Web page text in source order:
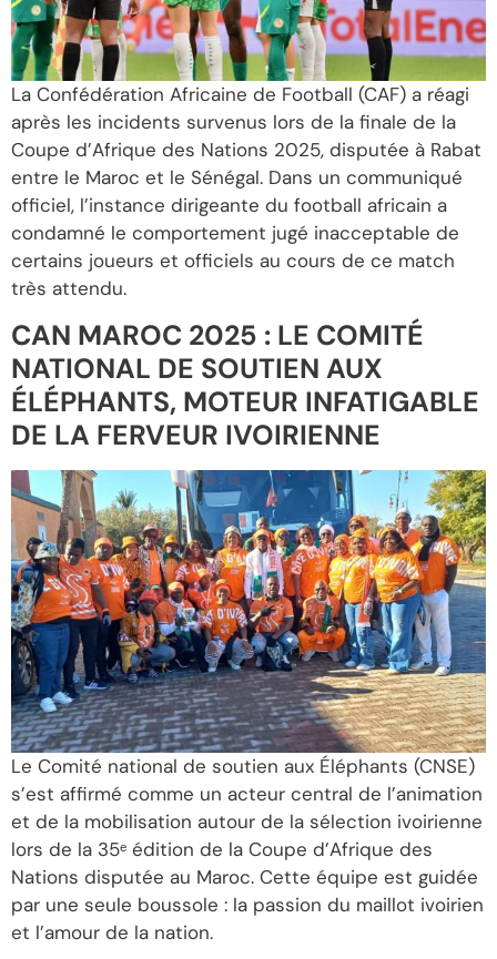
La Confédération Africaine de Football (CAF) a réagi
après les incidents survenus lors de la finale de la
Coupe d’Afrique des Nations 2025, disputée à Rabat
entre le Maroc et le Sénégal. Dans un communiqué
officiel, l’instance dirigeante du football africain a
condamné le comportement jugé inacceptable de
certains joueurs et officiels au cours de ce match
très attendu.
CAN MAROC 2025 : LE COMITÉ
NATIONAL DE SOUTIEN AUX
ÉLÉPHANTS, MOTEUR INFATIGABLE
DE LA FERVEUR IVOIRIENNE
Le Comité national de soutien aux Éléphants (CNSE)
s’est affirmé comme un acteur central de l’animation
et de la mobilisation autour de la sélection ivoirienne
lors de la 35ᵉ édition de la Coupe d’Afrique des
Nations disputée au Maroc. Cette équipe est guidée
par une seule boussole : la passion du maillot ivoirien
et l’amour de la nation.